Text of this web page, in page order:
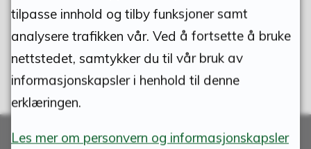
tilpasse innhold og tilby funksjoner samt
analysere trafikken vår. Ved å fortsette å bruke
nettstedet, samtykker du til vår bruk av
informasjonskapsler i henhold til denne
erklæringen.
Les mer om personvern og informasjonskapsler